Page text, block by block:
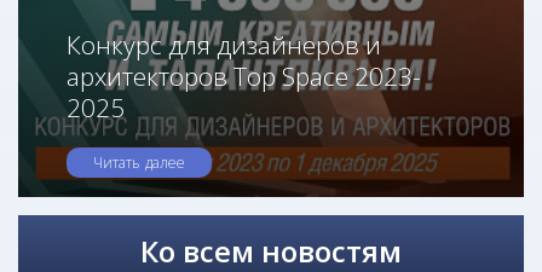
Конкурс для дизайнеров и
архитекторов Top Space 2023-
2025
Читать далее
Ко всем новостям